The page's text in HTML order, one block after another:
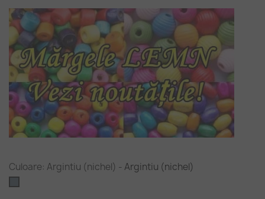
Culoare: Argintiu (nichel) -Argintiu (nichel)